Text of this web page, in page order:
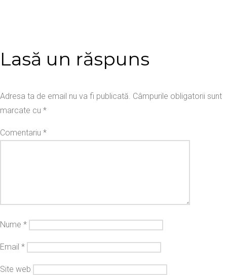
Lasă un răspuns
Adresa ta de email nu va fi publicată. Câmpurile obligatorii sunt
marcate cu *
Comentariu *
Nume *
Email *
Site web